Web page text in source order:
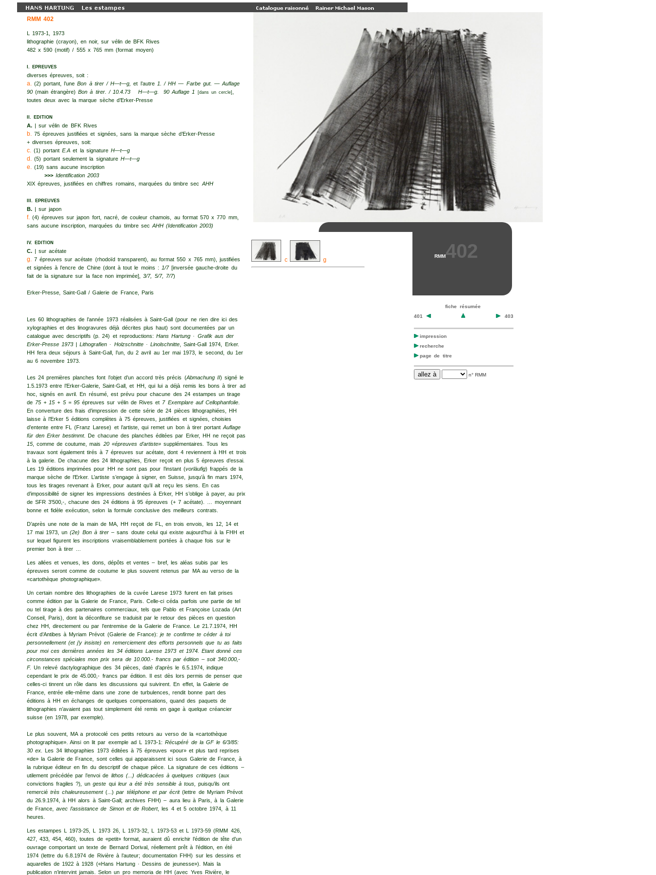
RMM402
401
fiche résumée
403
impression
recherche
page de titre
n° RMM
RMM 402
L 1973-1, 1973
lithographie (crayon), en noir, sur vélin de BFK Rives
482 x 590 (motif) / 555 x 765 mm (format moyen)
I. EPREUVES
diverses épreuves, soit :
a. (2) portant, l’uneBon à tirer /H—t—g, et l’autre 1. / HH — Farbe gut. — Auflage
90 (main étrangère)Bon à tirer. / 10.4.73 H—t—g. 90 Auflage 1 [dans un cercle]
toutes deux avec la marque sèche d’Erker-Presse
II. EDITION
A. | sur vélin de BFK Rives
b. 75 épreuves justifiées et signées, sans la marque sèche d’Erker-Presse
+ diverses épreuves, soit:
c. (1) portantE.A et la signature H—t—g
d. (5) portant seulement la signature H—t—g
e. (19) sans aucune inscription
>>> Identification 2003
XIX épreuves, justifiées en chiffres romains, marquées du timbre sec AHH
III. EPREUVES
B. | sur japon
f. (4) épreuves sur japon fort, nacré, de couleur chamois, au format 570 x 770 mm,
sans aucune inscription, marquées du timbre sec AHH (Identification 2003)
IV. EDITION
C. | sur acétate
g. 7 épreuves sur acétate (rhodoïd transparent), au format 550 x 765 mm), justifiées
et signées à l’encre de Chine (dont à tout le moins : 1/7[inversée gauche-droite du
fait de la signature sur la face non imprimée],3/7, 5/7, 7/7)
Erker-Presse, Saint-Gall / Galerie de France, Paris
Les 60 lithographies de l’année 1973 réalisées à Saint-Gall (pour ne rien dire ici des
xylographies et des linogravures déjà décrites plus haut) sont documentées par un
catalogue avec descriptifs (p. 24) et repro­ductions: Hans Hartung · Grafik aus der
Erker-Presse 1973 |Lithografien · Holzschnitte · Linolschnitte, Saint-Gall 1974, Erker.
HH fera deux séjours à Saint-Gall, l’un, du 2 avril au 1er mai 1973, le second, du 1er
au 6 novembre 1973.
Les 24 premières planches font l’objet d’un accord très précis (Abmachung II) signé le
1.5.1973 entre l’Erker-Galerie, Saint-Gall, et HH, qui lui a déjà remis les bons à tirer ad
hoc, signés en avril. En résumé, est prévu pour chacune des 24 estampes un tirage
de 75 + 15 + 5 = 95épreuves sur vélin de Rives et 7 Ex­emplare auf Cellophanfolie.
En converture des frais d’impression de cette série de 24 pièces lithographiées, HH
laisse à l’Erker 5 éditions complètes à 75 épreuves, justifiées et signées, choisies
d’entente entre FL (Franz Larese) et l’artiste, qui remet un bon à tirer portantAuflage
für den Erker bestimmt. De chacune des planches éditées par Erker, HH ne reçoit pas
15, comme de coutume, mais 20 «épreuves d’artiste»supplémentaires
Tous les
travaux sont également tirés à 7 épreuves sur acétate, dont 4 reviennent à HH et trois
à la galerie. De chacune des 24 litho­graphies, Erker reçoit en plus 5 épreuves d’essai.
Les 19 éditions imprimées pour HH ne sont pas pour l’instant (vorläufig) frappés de la
marque sèche de l’Erker. L’artiste s’engage à signer, en Suisse, jusqu’à fin mars 1974,
tous les tirages revenant à Erker, pour autant qu’il ait reçu les siens. En cas
d’impossibilité de signer les impressions destinées à Erker, HH s’oblige à payer, au prix
de SFR 3'500,-, chacune des 24 éditions à 95 épreuves (+ 7 acétate). … moyennant
bonne et fidèle exécution, selon la formule conclusive des meilleurs contrats.
D’après une note de la main de MA, HH reçoit de FL, en trois envois, les 12, 14 et
17 mai 1973, un(2e) Bon à tirer– sans doute celui qui existe aujourd’hui à la FHH et
sur lequel figurent les inscriptions vraisemblablement portées à chaque fois sur le
premier bon à tirer …
Les allées et venues, les dons, dépôts et ventes – bref, les aléas subis par les
épreuves seront comme de coutume le plus souvent retenus par MA au verso de la
«cartothèque photographique».
Un certain nombre des lithographies de la cuvée Larese 1973 furent en fait prises
comme édition par la Galerie de France, Paris. Celle-ci céda parfois une partie de tel
ou tel tirage à des partenaires commerciaux, tels que Pablo et Françoise Lozada (Art
Conseil, Paris), dont la déconfiture se traduisit par le retour des pièces en question
chez HH, directement ou par l’entremise de la Galerie de France. Le 21.7.1974, HH
écrit d’Antibes à Myriam Prévot (Galerie de France):je te confirme te céder à toi
person­nellement (et j’y insiste) en remerciement des efforts personnels que tu as faits
pour moi ces dernières années les 34 éditions Larese 1973 et 1974. Etant donné ces
circonstances spéciales mon prix sera de 10.000.- francs par édition – soit 340.000,-
F. Un relevé dactylographique des 34 pièces, daté d’après le 6.5.1974, indique
cependant le prix de 45.000,- francs par édition. Il est dès lors permis de penser que
celles-ci tinrent un rôle dans les discussions qui suivirent. En effet, la Galerie de
France, entrée elle-même dans une zone de turbulences, rendit bonne part des
éditions à HH en échanges de quelques compensations, quand des paquets de
lithographies n’avaient pas tout simplement été remis en gage à quelque créancier
suisse (en 1978, par exemple).
Le plus souvent, MA a protocolé ces petits retours au verso de la «car­tothèque
photographique». Ainsi on lit par exemple ad L 1973-1:Récupéré de la GF le 6/3/85:
30 ex.
Les 34 lithographies 1973 éditées à 75 épreuves «pour» et plus tard reprises
«de» la Galerie de France, sont celles qui apparaissent ici sous Galerie de France, à
la rubrique éditeur en fin du descriptif de chaque pièce. La signature de ces éditions –
utilement précédée par l’envoi de lithos (...) dédicacées à quelques critiques(aux
convictions fragiles ?) ,ungeste qui leur a été très sensible à tous,puisqu’ils ont
remercié très chaleureusement(...)par téléphone et par écrit(lettre de Myriam Prévot
du 26.9.1974, à HH alors à Saint-Gall; archives FHH) – aura lieu à Paris, à la Galerie
de France, avec l’assistance de Simon et de Robert, les 4 et 5 octobre 1974, à 11
heures.
Les estampes L 1973-25, L 1973 26, L 1973-32, L 1973-53 et L 1973-59 (RMM 426,
427, 433, 454, 460), toutes de «petit» format, auraient dû enrichir l’édition de tête d’un
ouvrage comportant un texte de Bernard Dorival, réellement prêt à l’édition, en été
1974 (lettre du 6.8.1974 de Rivière à l’auteur; documentation FHH) sur les dessins et
aquarelles de 1922 à 1928 («Hans Hartung · Dessins de jeunesse»). Mais la
publication n’intervint jamais. Selon un pro memoria de HH (avec Yves Rivière, le
c g